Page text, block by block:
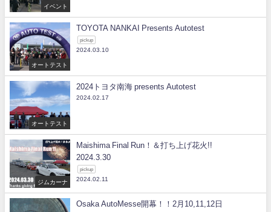
イベント
オートテスト
TOYOTA NANKAI Presents Autotest
pickup
2024.03.10
オートテスト
2024トヨタ南海 presents Autotest
2024.02.17
ジムカーナ
Maishima Final Run！＆打ち上げ花火!!
2024.3.30
pickup
2024.02.11
Osaka AutoMesse開幕！！2月10,11,12日